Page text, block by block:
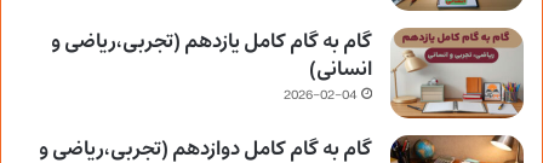
گام به گام کامل یازدهم (تجربی،ریاضی و
انسانی)
2026-02-04
گام به گام کامل دوازدهم (تجربی،ریاضی و